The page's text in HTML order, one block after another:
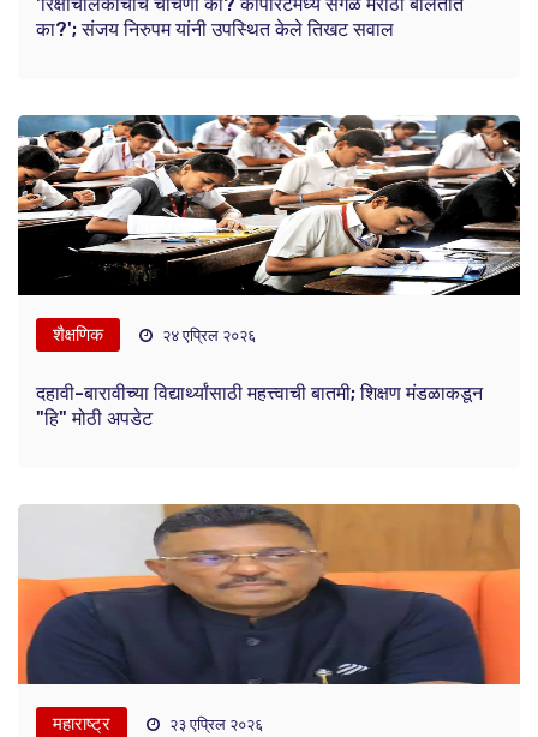
का?'; संजय निरुपम यांनी उपस्थित केले तिखट सवाल
शैक्षणिक २४ एप्रिल २०२६
दहावी-बारावीच्या विद्यार्थ्यांसाठी महत्त्वाची बातमी; शिक्षण मंडळाकडून
"हि" मोठी अपडेट
महाराष्ट्र २३ एप्रिल २०२६